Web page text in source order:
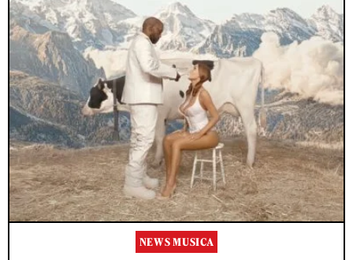
NEWS MUSICA